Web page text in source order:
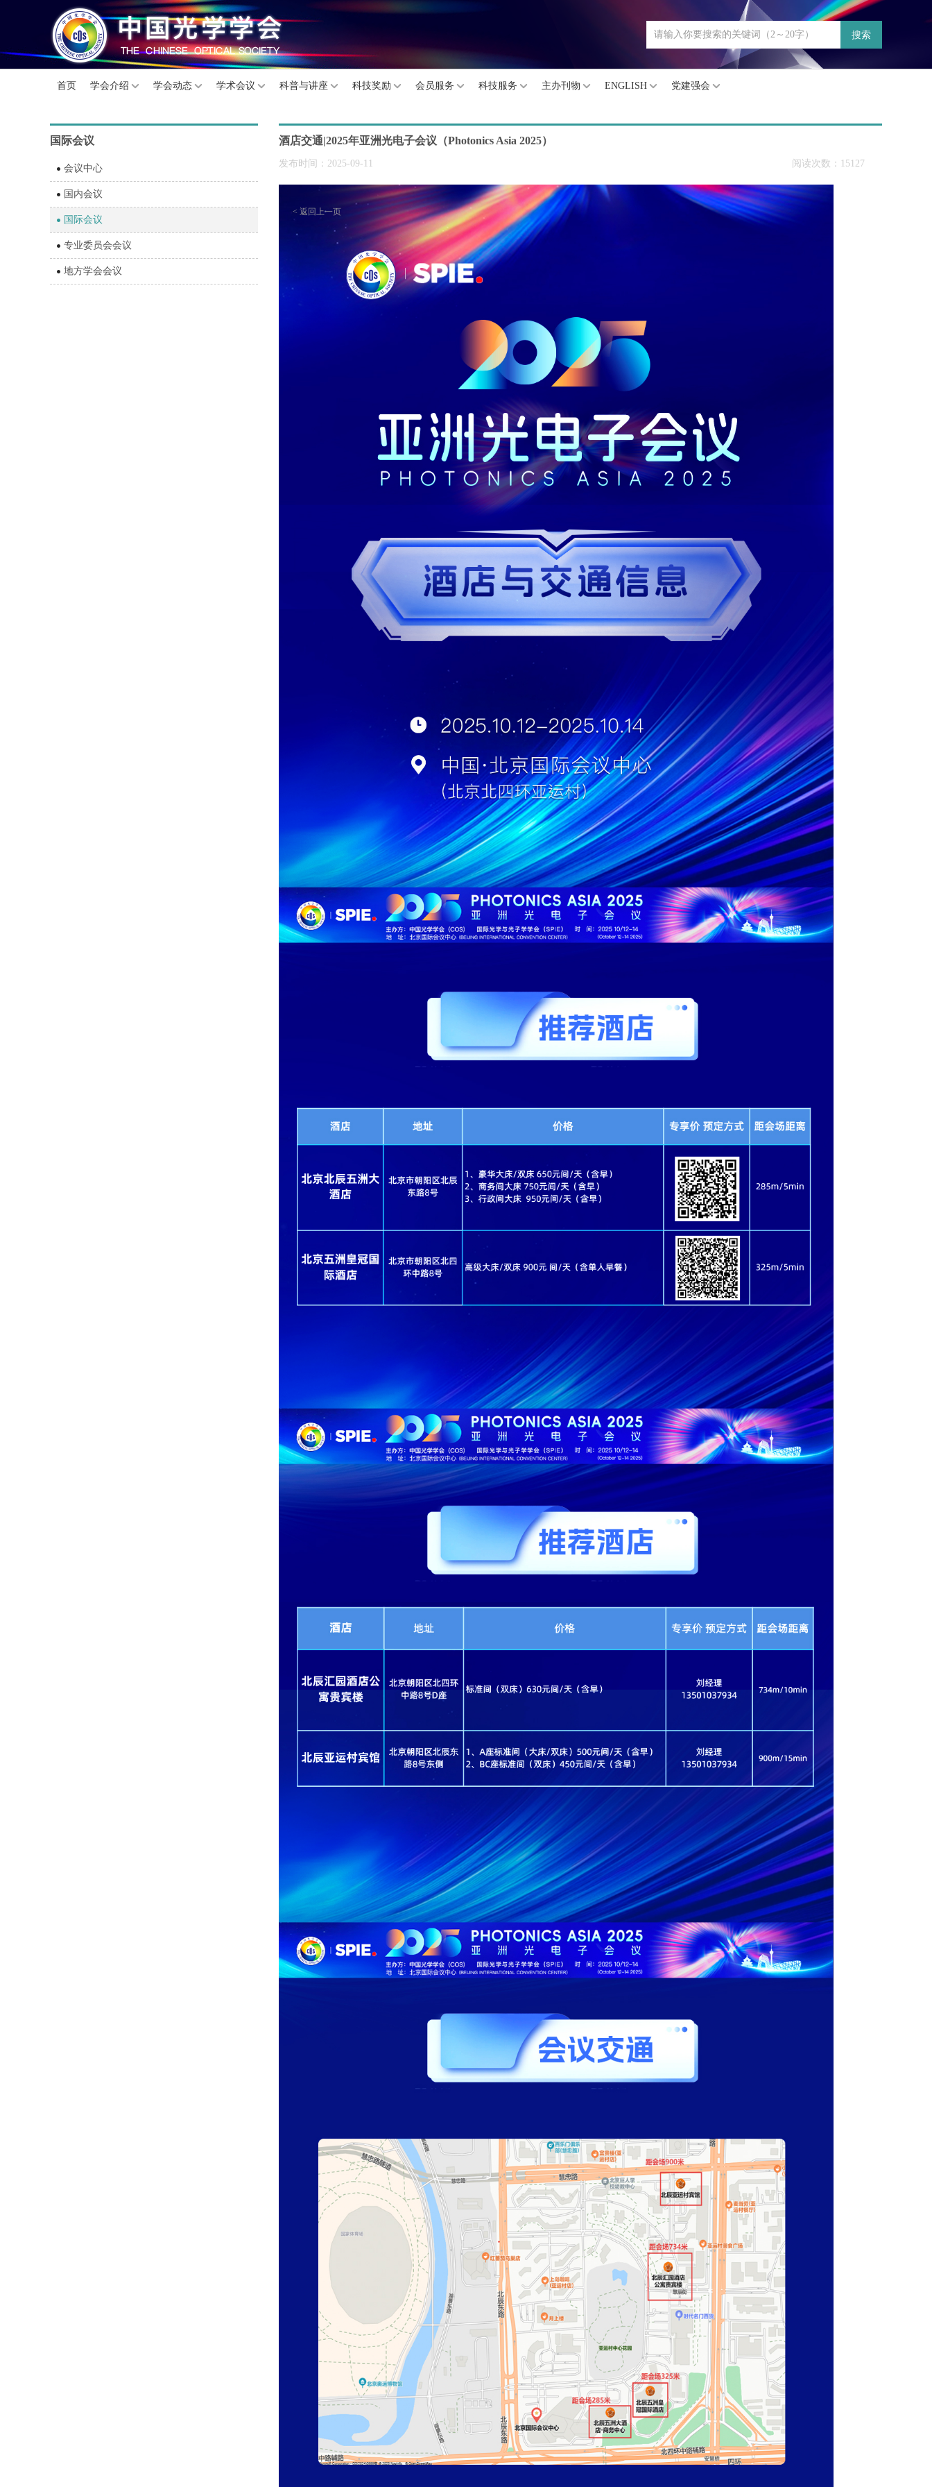
搜索
首页 学会介绍 学会动态 学术会议 科普与讲座 科技奖励 会员服务 科技服务 主办刊物 ENGLISH 党建强会
国际会议
会议中心
国内会议
国际会议
专业委员会会议
地方学会会议
酒店交通|2025年亚洲光电子会议（Photonics Asia 2025）
发布时间：2025-09-11 阅读次数：15127
< 返回上一页